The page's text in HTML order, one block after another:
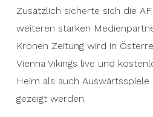
Zusätzlich sicherte sich die
weiteren starken
Kronen Zeitung wird in
Vienna Vikings live und
Heim als auch
gezeigt werden.